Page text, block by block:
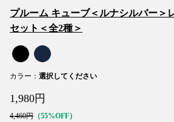
プルーム キューブ＜ルナシルバー＞
セット＜全2種＞
カラー ： 選択してください
4,460円 55%OFF
1,980円